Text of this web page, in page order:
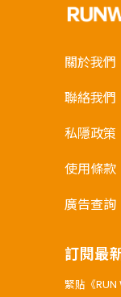
關於我們
聯絡我們
私隱政策
使用條款
廣告查詢
訂閱最
緊貼《